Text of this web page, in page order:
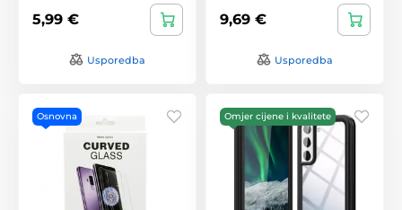
5,99 €
Usporedba
9,69 €
Usporedba
Osnovna Omjer cijene i kvalitete